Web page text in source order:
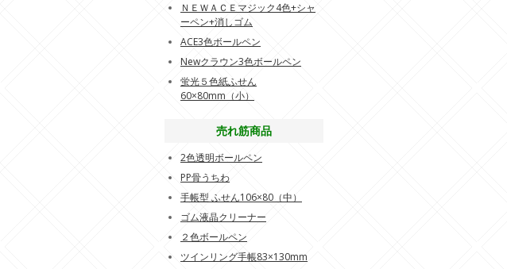
ＮＥＷＡＣＥマジック4色+シャ
ーペン+消しゴム
ACE3色ボールペン
Newクラウン3色ボールペン
蛍光５色紙ふせん
60×80mm（小）
売れ筋商品
2色透明ボールペン
PP骨うちわ
手帳型 ふせん106×80（中）
ゴム液晶クリーナー
２色ボールペン
ツインリング手帳83×130mm